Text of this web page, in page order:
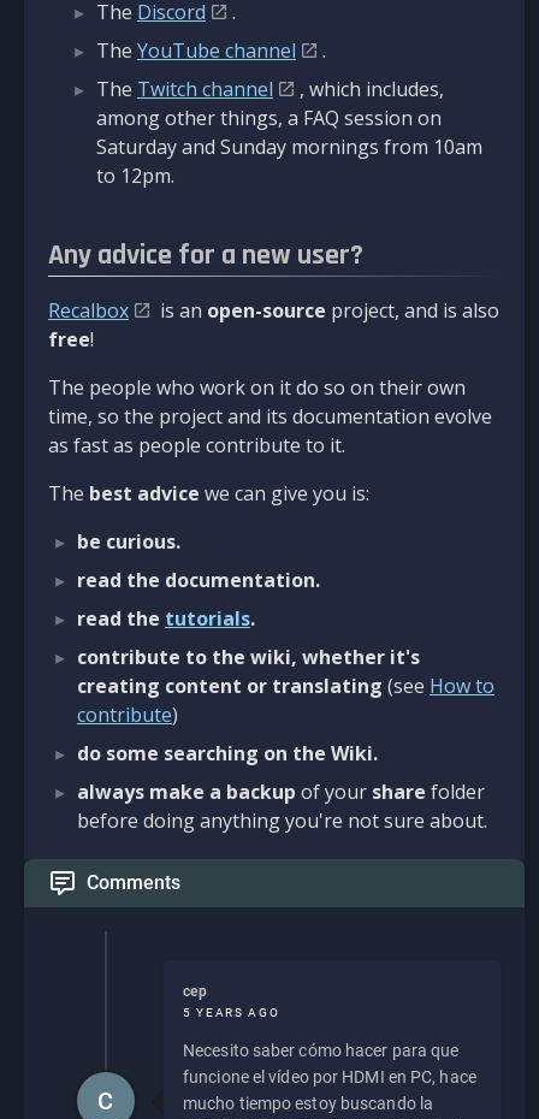
The Discord
.
The YouTube channel
.
The Twitch channel
, which includes,
among other things, a FAQ session on
Saturday and Sunday mornings from 10am
to 12pm.
Any advice for a new user?
Recalbox is an open-source project, and is also
free!
The people who work on it do so on their own
time, so the project and its documentation evolve
as fast as people contribute to it.
The best advice we can give you is:
be curious.
read the documentation.
read the tutorials.
contribute to the wiki, whether it's
creating content or translating (see How to
contribute)
do some searching on the Wiki.
always make a backup of your share folder
before doing anything you're not sure about.
Comments
cep
5 YEARS AGO
Necesito saber cómo hacer para que
funcione el vídeo por HDMI en PC, hace
mucho tiempo estoy buscando la
C